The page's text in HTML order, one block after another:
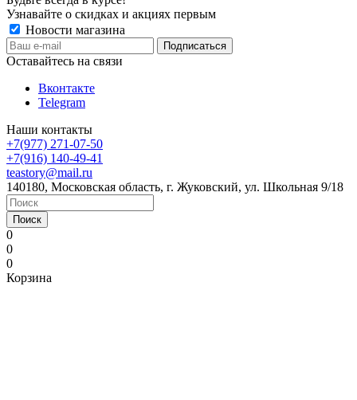
Узнавайте о скидках и акциях первым
Новости магазина
Оставайтесь на связи
Вконтакте
Telegram
Наши контакты
+7(977) 271-07-50
+7(916) 140-49-41
teastory@mail.ru
140180, Московская область, г. Жуковский, ул. Школьная 9/18
Поиск
0
0
0
Корзина